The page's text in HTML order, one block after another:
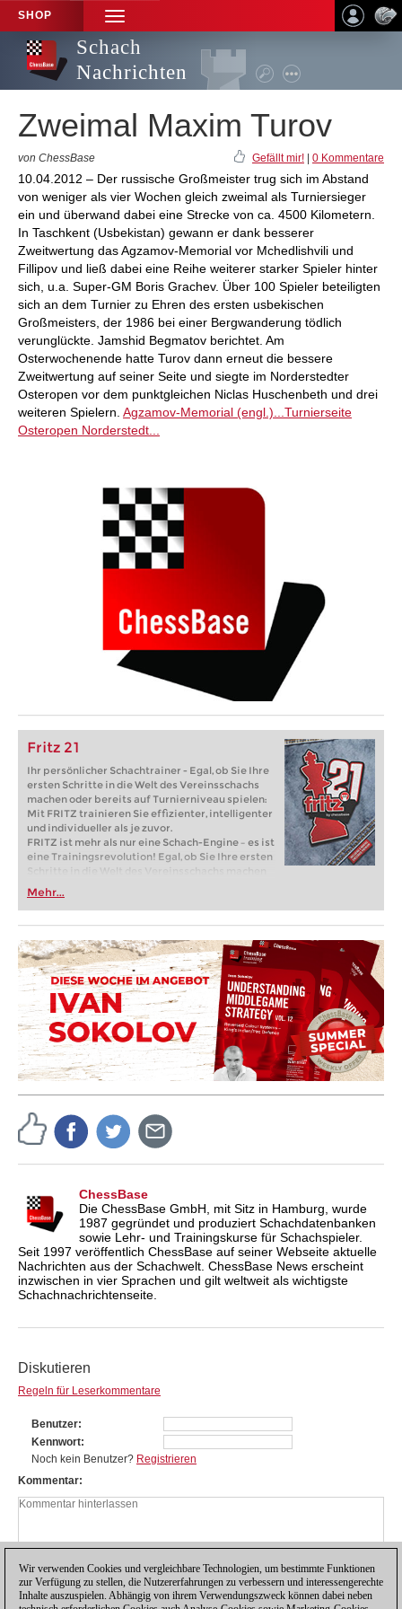
SHOP
TOGGLE
NAVIGATION
Schach
Nachrichten
Zweimal Maxim Turov
von ChessBase Gefällt mir! 0 Kommentare
10.04.2012 – Der russische Großmeister trug sich im Abstand
von weniger als vier Wochen gleich zweimal als Turniersieger
ein und überwand dabei eine Strecke von ca. 4500 Kilometern.
In Taschkent (Usbekistan) gewann er dank besserer
Zweitwertung das Agzamov-Memorial vor Mchedlishvili und
Fillipov und ließ dabei eine Reihe weiterer starker Spieler hinter
sich, u.a. Super-GM Boris Grachev. Über 100 Spieler beteiligten
sich an dem Turnier zu Ehren des ersten usbekischen
Großmeisters, der 1986 bei einer Bergwanderung tödlich
verunglückte. Jamshid Begmatov berichtet. Am
Osterwochenende hatte Turov dann erneut die bessere
Zweitwertung auf seiner Seite und siegte im Norderstedter
Osteropen vor dem punktgleichen Niclas Huschenbeth und drei
weiteren Spielern. Agzamov-Memorial (engl.)... Turnierseite
Osteropen Norderstedt...
Fritz 21
Ihr persönlicher Schachtrainer - Egal, ob Sie Ihre
ersten Schritte in die Welt des Vereinsschachs
machen oder bereits auf Turnierniveau spielen:
Mit FRITZ trainieren Sie effizienter, intelligenter
und individueller als je zuvor.
FRITZ ist mehr als nur eine Schach-Engine – es ist
eine Trainingsrevolution! Egal, ob Sie Ihre ersten
Schritte in die Welt des Vereinsschachs machen
oder bereits auf Turnierniveau spielen: Mit
FRITZ trainieren Sie effizienter, intelligenter und
individueller als je zuvor.
Mehr...
ChessBase
Die ChessBase GmbH, mit Sitz in Hamburg, wurde
1987 gegründet und produziert Schachdatenbanken
sowie Lehr- und Trainingskurse für Schachspieler.
Seit 1997 veröffentlich ChessBase auf seiner Webseite aktuelle
Nachrichten aus der Schachwelt. ChessBase News erscheint
inzwischen in vier Sprachen und gilt weltweit als wichtigste
Schachnachrichtenseite.
Diskutieren
Regeln für Leserkommentare
Benutzer
Kennwort
Noch kein Benutzer? Registrieren
Kommentar
Wir verwenden Cookies und vergleichbare Technologien, um bestimmte Funktionen
zur Verfügung zu stellen, die Nutzererfahrungen zu verbessern und interessengerechte
Inhalte auszuspielen. Abhängig von ihrem Verwendungszweck können dabei neben